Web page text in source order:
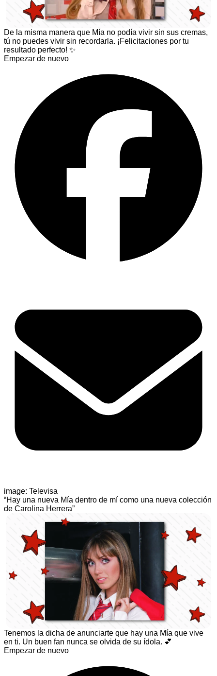
De la misma manera que Mía no podía vivir sin sus cremas,
tú no puedes vivir sin recordarla. ¡Felicitaciones por tu
resultado perfecto! ✨
Empezar de nuevo
image: Televisa
“Hay una nueva Mía dentro de mí como una nueva colección
de Carolina Herrera”
Tenemos la dicha de anunciarte que hay una Mía que vive
en ti. Un buen fan nunca se olvida de su ídola. 💕
Empezar de nuevo